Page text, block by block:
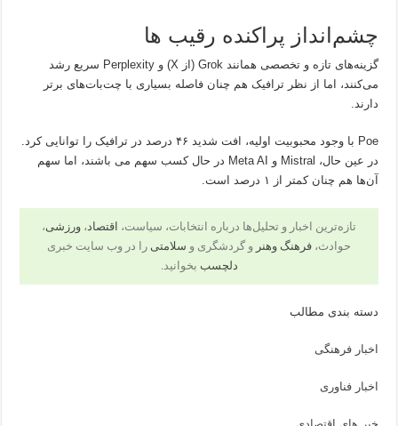
چشم‌انداز پراکنده رقیب ها
گزینه‌های تازه و تخصصی همانند Grok (از X) و Perplexity سریع رشد
می‌کنند، اما از نظر ترافیک هم چنان فاصله بسیاری با چت‌بات‌های برتر
دارند.
Poe با وجود محبوبیت اولیه، افت شدید ۴۶ درصد در ترافیک را توانایی کرد.
در عین حال، Mistral و Meta AI در حال کسب سهم می باشند، اما سهم
آن‌ها هم چنان کمتر از ۱ درصد است.
تازه‌ترین اخبار و تحلیل‌ها درباره انتخابات، سیاست، اقتصاد ، ورزشی،
حوادث، فرهنگ وهنر و گردشگری و سلامتی را در وب سایت خبری
دلچسب بخوانید.
دسته بندی مطالب
اخبار فرهنگی
اخبار فناوری
خبر های اقتصادی